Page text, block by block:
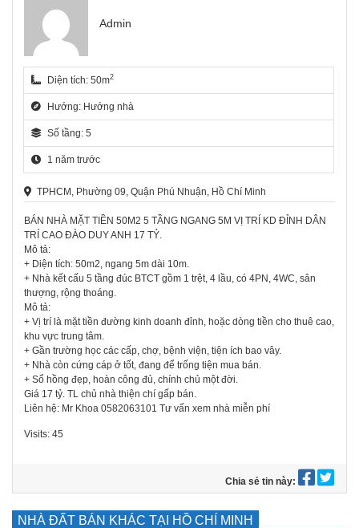
Admin
Diện tích: 50m2
Hướng: Hướng nhà
Số tầng: 5
1 năm trước
TPHCM, Phường 09, Quận Phú Nhuận, Hồ Chí Minh
BÁN NHÀ MẶT TIỀN 50M2 5 TẦNG NGANG 5M VỊ TRÍ KD ĐỈNH DÂN
TRÍ CAO ĐÀO DUY ANH 17 TỶ.
Mô tả:
+ Diện tích: 50m2, ngang 5m dài 10m.
+ Nhà kết cấu 5 tầng đúc BTCT gồm 1 trệt, 4 lầu, có 4PN, 4WC, sân
thượng, rộng thoáng.
Mô tả:
+ Vị trí là mặt tiền đường kinh doanh đỉnh, hoặc dòng tiền cho thuê cao,
khu vực trung tâm.
+ Gần trường học các cấp, chợ, bệnh viện, tiện ích bao vây.
+ Nhà còn cứng cáp ở tốt, đang để trống tiện mua bán.
+ Sổ hồng đẹp, hoàn công đủ, chính chủ một đời.
Giá 17 tỷ. TL chủ nhà thiện chí gấp bán.
Liên hệ: Mr Khoa 0582063101 Tư vấn xem nhà miễn phí
Visits: 45
Chia sẻ tin này:
NHÀ ĐẤT BÁN KHÁC TẠI HỒ CHÍ MINH